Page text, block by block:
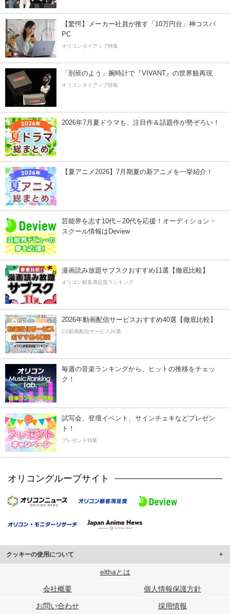
【驚愕】メーカー社員が推す「10万円台」神コスパ
PC
オリコンタイアップ特集
「別班のよう」腕時計で『VIVANT』の世界観再現
オリコンタイアップ特集
2026年7月夏ドラマも、注目作＆話題作が勢ぞろい！
【夏アニメ2026】7月期夏の新アニメを一挙紹介！
芸能界を志す10代～20代を応援！オーディション・
スクール情報はDeview
漫画読み放題サブスクおすすめ11選【徹底比較】
オリコン顧客満足度ランキング
2026年動画配信サービスおすすめ40選【徹底比較】
CS動画配信サービス20選
毎週の音楽ランキングから、ヒットの推移をチェッ
ク！
試写会、登壇イベント、サインチェキなどプレゼン
ト！
プレゼント特集
オリコングループサイト
クッキーの使用について
このサイトでは Cookie を使用して、ユーザーに合わせたコンテンツや広告の
行っています。
メディアや広告配信、データ解析の各パートナーに提供しています。
elthaとは
会社概要 個人情報保護方針
お問い合わせ 採用情報